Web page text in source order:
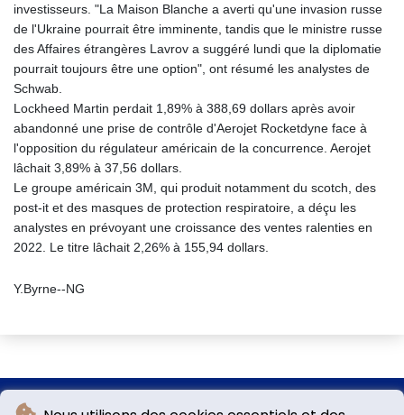
investisseurs. "La Maison Blanche a averti qu'une invasion russe
de l'Ukraine pourrait être imminente, tandis que le ministre russe
des Affaires étrangères Lavrov a suggéré lundi que la diplomatie
pourrait toujours être une option", ont résumé les analystes de
Schwab.
Lockheed Martin perdait 1,89% à 388,69 dollars après avoir
abandonné une prise de contrôle d'Aerojet Rocketdyne face à
l'opposition du régulateur américain de la concurrence. Aerojet
lâchait 3,89% à 37,56 dollars.
Le groupe américain 3M, qui produit notamment du scotch, des
post-it et des masques de protection respiratoire, a déçu les
analystes en prévoyant une croissance des ventes ralenties en
2022. Le titre lâchait 2,26% à 155,94 dollars.
Y.Byrne--NG